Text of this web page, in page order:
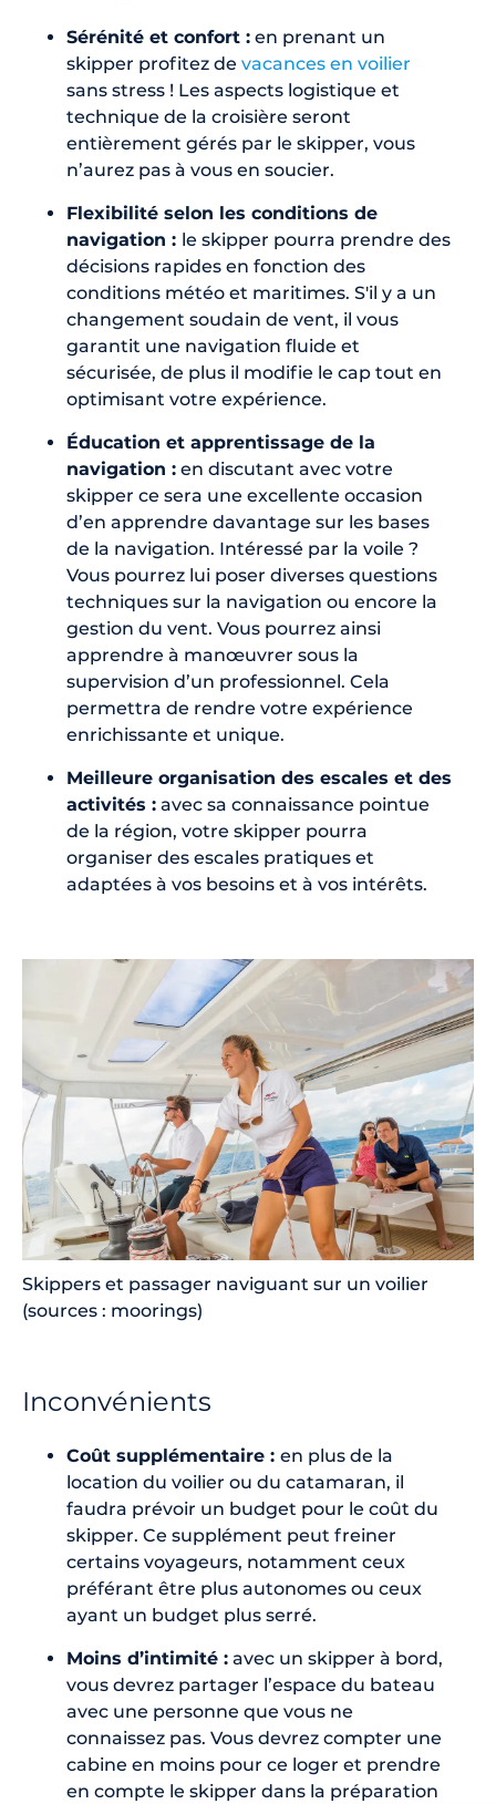
Sérénité et confort : en prenant un
skipper profitez de vacances en voilier
sans stress ! Les aspects logistique et
technique de la croisière seront
entièrement gérés par le skipper, vous
n’aurez pas à vous en soucier.
Flexibilité selon les conditions de
navigation : le skipper pourra prendre des
décisions rapides en fonction des
conditions météo et maritimes. S'il y a un
changement soudain de vent, il vous
garantit une navigation fluide et
sécurisée, de plus il modifie le cap tout en
optimisant votre expérience.
Éducation et apprentissage de la
navigation : en discutant avec votre
skipper ce sera une excellente occasion
d’en apprendre davantage sur les bases
de la navigation. Intéressé par la voile ?
Vous pourrez lui poser diverses questions
techniques sur la navigation ou encore la
gestion du vent. Vous pourrez ainsi
apprendre à manœuvrer sous la
supervision d’un professionnel. Cela
permettra de rendre votre expérience
enrichissante et unique.
Meilleure organisation des escales et des
activités : avec sa connaissance pointue
de la région, votre skipper pourra
organiser des escales pratiques et
adaptées à vos besoins et à vos intérêts.
Skippers et passager naviguant sur un voilier
(sources : moorings)
Inconvénients
Coût supplémentaire : en plus de la
location du voilier ou du catamaran, il
faudra prévoir un budget pour le coût du
skipper. Ce supplément peut freiner
certains voyageurs, notamment ceux
préférant être plus autonomes ou ceux
ayant un budget plus serré.
Moins d’intimité : avec un skipper à bord,
vous devrez partager l’espace du bateau
avec une personne que vous ne
connaissez pas. Vous devrez compter une
cabine en moins pour ce loger et prendre
en compte le skipper dans la préparation